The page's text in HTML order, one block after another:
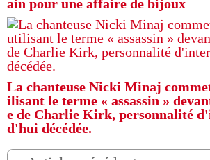
ain pour une affaire de bijoux
La chanteuse Nicki Minaj
ilisant le terme « assassin »
e de Charlie Kirk, personnalité
d'hui décédée.